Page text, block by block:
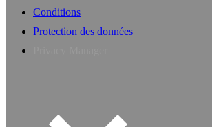
Conditions
Protection des données